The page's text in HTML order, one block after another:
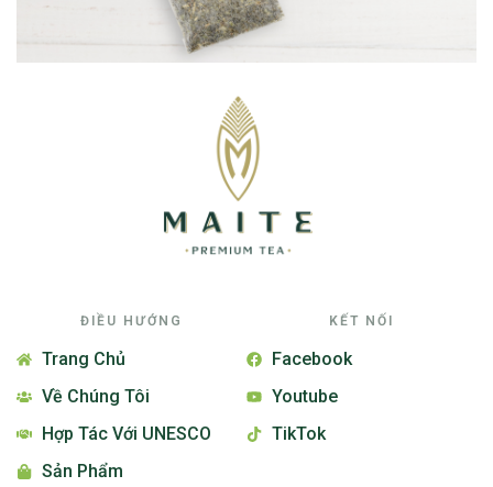
ĐIỀU HƯỚNG
Trang Chủ
Về Chúng Tôi
Hợp Tác Với UNESCO
Sản Phẩm
KẾT NỐI
Facebook
Youtube
TikTok